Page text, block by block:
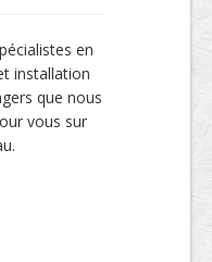
en
installation
que nous
vous sur